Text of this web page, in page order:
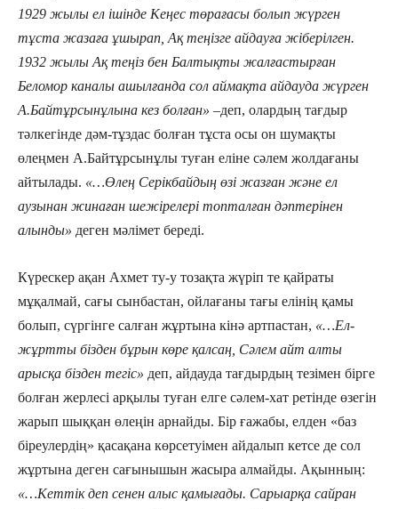
1929 жылы ел ішінде Кеңес төрағасы болып жүрген
тұста жазаға ұшырап, Ақ теңізге айдауға жіберілген.
1932 жылы Ақ теңіз бен Балтықты жалғастырған
Беломор каналы ашылғанда сол аймақта айдауда жүрген
А.Байтұрсынұлына кез болған» –деп, олардың тағдыр
тәлкегінде дәм-тұздас болған тұста осы он шумақты
өлеңмен А.Байтұрсынұлы туған еліне сәлем жолдағаны
айтылады. «…Өлең Серікбайдың өзі жазған және ел
аузынан жинаған шежірелері топталған дәптерінен
алынды» деген мәлімет береді.
Күрескер ақан Ахмет ту-у тозақта жүріп те қайраты
мұқалмай, сағы сынбастан, ойлағаны тағы елінің қамы
болып, сүргінге салған жұртына кінә артпастан, «…Ел-
жұртты бізден бұрын көре қалсаң, Сәлем айт алты
арысқа бізден тегіс» деп, айдауда тағдырдың тезімен бірге
болған жерлесі арқылы туған елге сәлем-хат ретінде өзегін
жарып шыққан өлеңін арнайды. Бір ғажабы, елден «баз
біреулердің» қасақана көрсетуімен айдалып кетсе де сол
жұртына деген сағынышын жасыра алмайды. Ақынның:
«…Кеттік деп сенен алыс қамығады. Сарыарқа сайран